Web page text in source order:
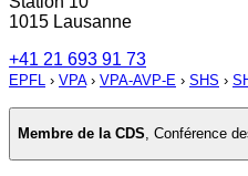
1015 Lausanne
+41 21 693 91 73
EPFL › VPA› VPA-AVP-E › SHS ›
Membre de la CDS, Conférence